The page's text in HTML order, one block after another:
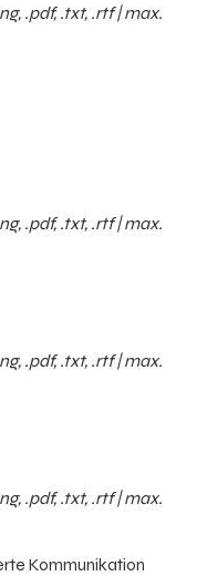
.pdf, .txt, .rtf | max.
.pdf, .txt, .rtf | max.
.pdf, .txt, .rtf | max.
.pdf, .txt, .rtf | max.
Kommunikation